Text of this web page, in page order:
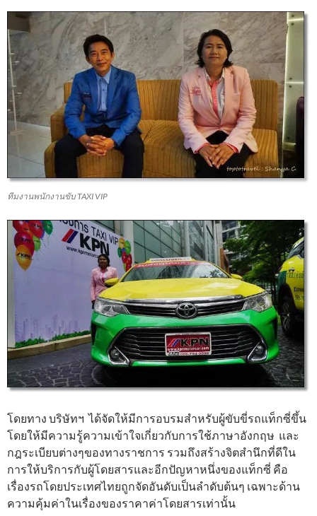
ทีมงานพนักงานขับ TAXI VIP
โดยทาง บริษัทฯ ได้จัดให้มีการอบรมสำหรับผู้ขับขี่รถแท็กซี่ขึ้น
โดยให้มีความรู้ความเข้าใจเกี่ยวกับการใช้ภาษาอังกฤษ และ
กฎระเบียบต่างๆของทางราชการ รวมถึงสร้างจิตสำนึกที่ดีใน
การให้บริการกับผู้โดยสารและอีกปัญหาหนึ่งของแท็กซี่ คือ
เรื่องรถโดยประเทศไทยถูกจัดอันดับเป็นลำดับต้นๆ เฉพาะด้าน
ความคุ้มค่าในเรื่องของราคาค่าโดยสารเท่านั้น